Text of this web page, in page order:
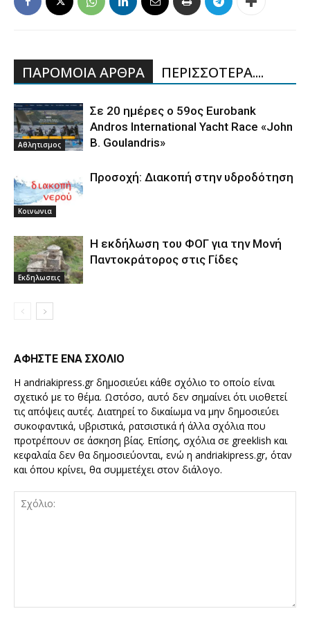
ΠΑΡΟΜΟΙΑ ΑΡΘΡΑ ΠΕΡΙΣΣΟΤΕΡΑ....
Αθλητισμος
Σε 20 ημέρες ο 59ος Eurobank
Andros International Yacht Race «John
B. Goulandris»
Κοινωνια
Προσοχή: Διακοπή στην υδροδότηση
Εκδηλωσεις
Η εκδήλωση του ΦΟΓ για την Μονή
Παντοκράτορος στις Γίδες
ΑΦΗΣΤΕ ΕΝΑ ΣΧΟΛΙΟ
Η andriakipress.gr δημοσιεύει κάθε σχόλιο το οποίο είναι
σχετικό με το θέμα. Ωστόσο, αυτό δεν σημαίνει ότι υιοθετεί
τις απόψεις αυτές. Διατηρεί το δικαίωμα να μην δημοσιεύει
συκοφαντικά, υβριστικά, ρατσιστικά ή άλλα σχόλια που
προτρέπουν σε άσκηση βίας. Επίσης, σχόλια σε greeklish και
κεφαλαία δεν θα δημοσιεύονται, ενώ η andriakipress.gr, όταν
και όπου κρίνει, θα συμμετέχει στον διάλογο.